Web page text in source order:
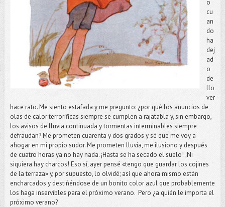
o
cu
an
do
ha
dej
ad
o
de
llo
ver
hace rato. Me siento estafada y me pregunto: ¿por qué los anuncios de
olas de calor terroríficas siempre se cumplen a rajatabla y, sin embargo,
los avisos de lluvia continuada y tormentas interminables siempre
defraudan? Me prometen cuarenta y dos grados y sé que me voy a
ahogar en mi propio sudor. Me prometen lluvia, me ilusiono y después
de cuatro horas ya no hay nada. ¡Hasta se ha secado el suelo! ¡Ni
siquiera hay charcos! Eso sí, ayer pensé «tengo que guardar los cojines
de la terraza» y, por supuesto, lo olvidé; así que ahora mismo están
encharcados y destiñéndose de un bonito color azul que probablemente
los haga inservibles para el próximo verano. Pero ¿a quién le importa el
próximo verano?